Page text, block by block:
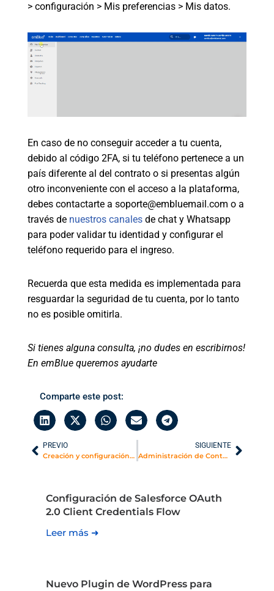
> configuración > Mis preferencias > Mis datos.
En caso de no conseguir acceder a tu cuenta,
debido al código 2FA, si tu teléfono pertenece a un
país diferente al del contrato o si presentas algún
otro inconveniente con el acceso a la plataforma,
debes contactarte a soporte@embluemail.com o a
través de nuestros canales de chat y Whatsapp
para poder validar tu identidad y configurar el
teléfono requerido para el ingreso.
Recuerda que esta medida es implementada para
resguardar la seguridad de tu cuenta, por lo tanto
no es posible omitirla.
Si tienes alguna consulta, ¡no dudes en escribirnos!
En emBlue queremos ayudarte
Comparte este post:
PREVIO
Creación y configuración de Sender
SIGUIENTE
Administración de Contactos
Configuración de Salesforce OAuth
2.0 Client Credentials Flow
Leer más ➜
Nuevo Plugin de WordPress para